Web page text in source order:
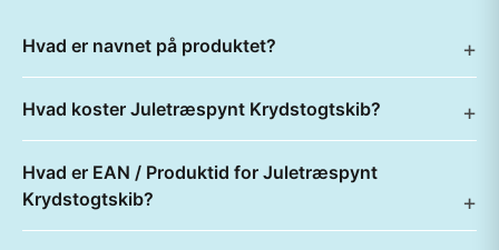
Hvad er navnet på produktet?
Hvad koster Juletræspynt Krydstogtskib?
Hvad er EAN / Produktid for Juletræspynt
Krydstogtskib?